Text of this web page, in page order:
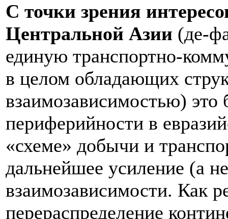
С точки зрения
Центральной Азии (де-
единую транспортно-
в целом обладающих
взаимозависимостью) это
периферийности в
«схеме» добычи и
дальнейшее усиление (а
взаимозависимости. Как
перераспределение